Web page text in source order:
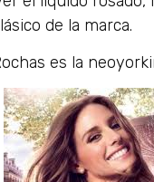
de la marca.
es la